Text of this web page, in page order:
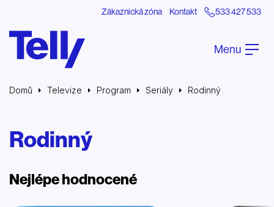
Zákaznická zóna Kontakt 533 427 533
Menu
Domů Televize Program Seriály Rodinný
Rodinný
Nejlépe hodnocené